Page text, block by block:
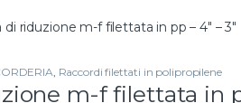
di riduzione m-f filettata in pp – 4″ – 3″
Raccordi filettati in polipropilene
m-f filettata in